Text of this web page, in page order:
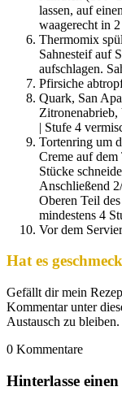
lassen, auf
waagerecht in
Thermomix
Sahnesteif auf
aufschlagen.
Pfirsiche
Quark, San
Zitronenabrieb,
| Stufe 4
Tortenring um
Creme auf
Stücke
Anschließend
Oberen Teil
mindestens 4
Vor dem
Hat es
Gefällt dir mein
Kommentar unter
Austausch zu bleiben.
0 Kommentare
Hinterlasse